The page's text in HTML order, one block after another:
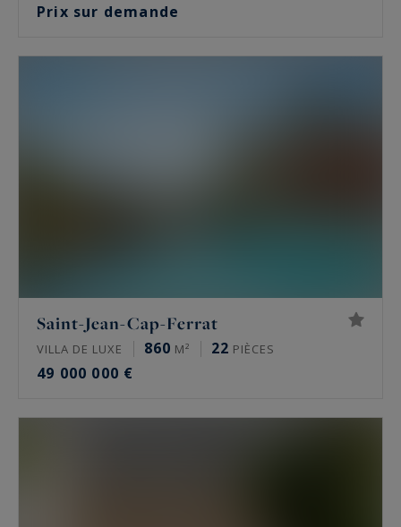
Prix sur demande
Saint-Jean-Cap-Ferrat
VILLA DE LUXE 860 M² 22 PIÈCES
49 000 000 €